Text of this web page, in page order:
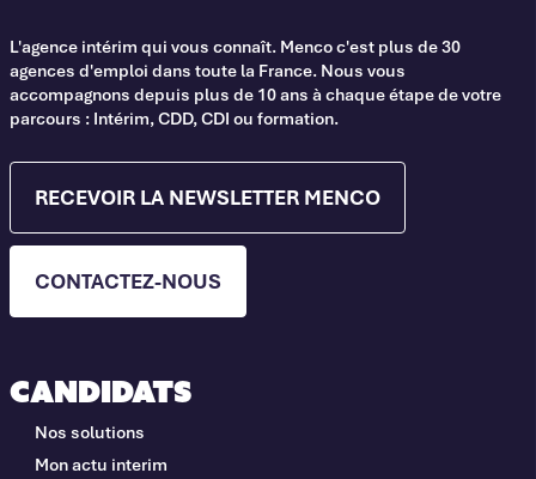
L'agence intérim qui vous connaît. Menco c'est plus de 30
agences d'emploi dans toute la France. Nous vous
accompagnons depuis plus de 10 ans à chaque étape de votre
parcours : Intérim, CDD, CDI ou formation.
RECEVOIR LA NEWSLETTER MENCO
CONTACTEZ-NOUS
Candidats
Nos solutions
Mon actu interim